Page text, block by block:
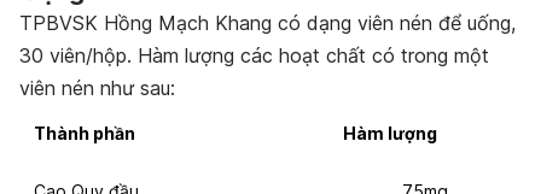
TPBVSK Hồng Mạch Khang có dạng viên nén để uống,
30 viên/hộp. Hàm lượng các hoạt chất có trong một
viên nén như sau:
Thành phần Hàm lượng